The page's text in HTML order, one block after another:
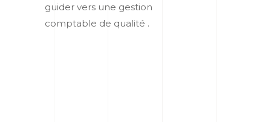
guider vers une gestion
comptable de qualité .